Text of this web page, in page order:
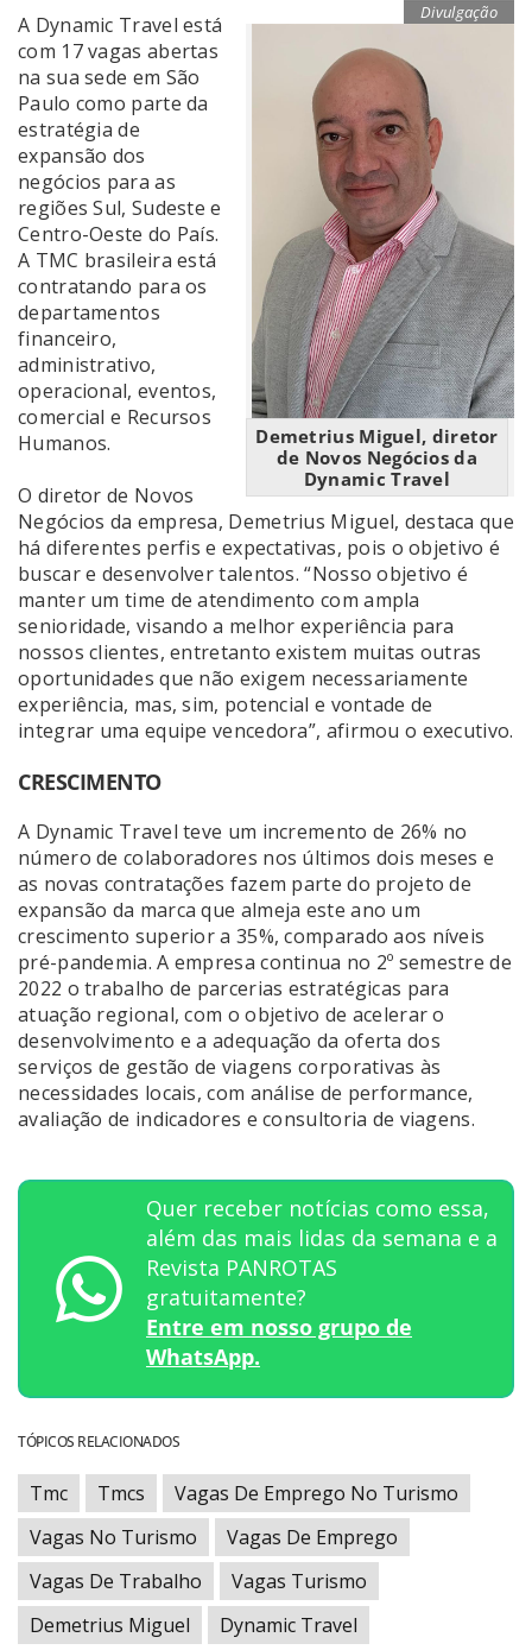
Divulgação
Demetrius Miguel, diretor
de Novos Negócios da
Dynamic Travel
A Dynamic Travel está
com 17 vagas abertas
na sua sede em São
Paulo como parte da
estratégia de
expansão dos
negócios para as
regiões Sul, Sudeste e
Centro-Oeste do País.
A TMC brasileira está
contratando para os
departamentos
financeiro,
administrativo,
operacional, eventos,
comercial e Recursos
Humanos.
O diretor de Novos
Negócios da empresa, Demetrius Miguel, destaca que
há diferentes perfis e expectativas, pois o objetivo é
buscar e desenvolver talentos. “Nosso objetivo é
manter um time de atendimento com ampla
senioridade, visando a melhor experiência para
nossos clientes, entretanto existem muitas outras
oportunidades que não exigem necessariamente
experiência, mas, sim, potencial e vontade de
integrar uma equipe vencedora”, afirmou o executivo.
CRESCIMENTO
A Dynamic Travel teve um incremento de 26% no
número de colaboradores nos últimos dois meses e
as novas contratações fazem parte do projeto de
expansão da marca que almeja este ano um
crescimento superior a 35%, comparado aos níveis
pré-pandemia. A empresa continua no 2º semestre de
2022 o trabalho de parcerias estratégicas para
atuação regional, com o objetivo de acelerar o
desenvolvimento e a adequação da oferta dos
serviços de gestão de viagens corporativas às
necessidades locais, com análise de performance,
avaliação de indicadores e consultoria de viagens.
Quer receber notícias como essa,
além das mais lidas da semana e a
Revista PANROTAS
gratuitamente?
Entre em nosso grupo de
WhatsApp.
TÓPICOS RELACIONADOS
Tmc Tmcs
Vagas De Emprego No Turismo
Vagas No Turismo
Vagas De Emprego
Vagas De Trabalho
Vagas Turismo
Demetrius Miguel
Dynamic Travel